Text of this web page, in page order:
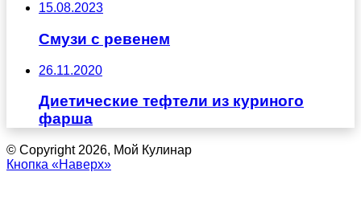
15.08.2023
Смузи с ревенем
26.11.2020
Диетические тефтели из куриного
фарша
© Copyright 2026, Мой Кулинар
Кнопка «Наверх»